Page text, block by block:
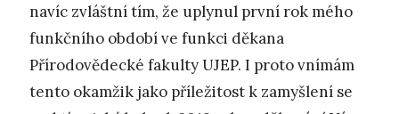
navíc zvláštní tím, že uplynul první rok mého
funkčního období ve funkci děkana
Přírodovědecké fakulty UJEP. I proto vnímám
tento okamžik jako příležitost k zamyšlení se